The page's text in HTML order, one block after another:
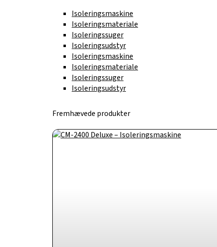
Isoleringsmaskine
Isoleringsmateriale
Isoleringssuger
Isoleringsudstyr
Isoleringsmaskine
Isoleringsmateriale
Isoleringssuger
Isoleringsudstyr
Fremhævede produkter